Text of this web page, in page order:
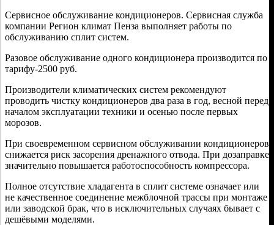
Сервисное обслуживание кондиционеров. Сервисная служба
компании Регион климат Пенза выполняет работы по
обслуживанию сплит систем.
Разовое обслуживание одного кондиционера производится по
тарифу-2500 руб.
Производители климатических систем рекомендуют
проводить чистку кондиционеров два раза в год, весной перед
началом эксплуатации техники и осенью после первых
морозов.
При своевременном сервисном обслуживании кондиционеров
снижается риск засорения дренажного отвода. При дозаправке
значительно повышается работоспособность компрессора.
Полное отсутствие хладагента в сплит системе означает или
не качественное соединение межблочной трассы при монтаже
или заводской брак, что в исключительных случаях бывает с
дешёвыми моделями.